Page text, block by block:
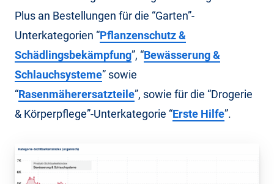
Plus an Bestellungen für die “Garten”-
Unterkategorien “Pflanzenschutz &
Schädlingsbekämpfung”, “Bewässerung &
Schlauchsysteme” sowie
“Rasenmäherersatzteile”, sowie für die “Drogerie
& Körperpflege”-Unterkategorie “Erste Hilfe”.